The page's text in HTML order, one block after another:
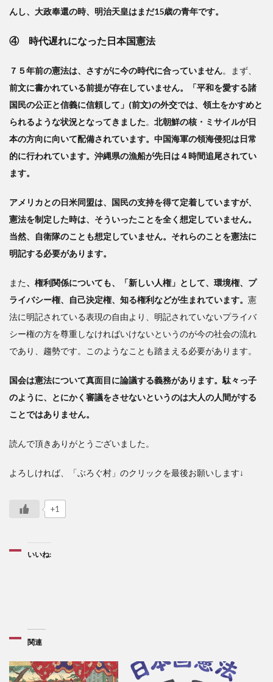
んし、大政奉還の時、明治天皇はまだ15歳の青年です。
④ 時代遅れになった日本国憲法
７５年前の憲法は、さすがに今の時代に合っていません。まず、
前文に書かれている前提が存在していません。「平和を愛する諸
国民の公正と信義に信頼して」(前文)の外交では、領土をかすめと
られるような状況となってきました。 北朝鮮の核・ミサイルが日
本の方向に向いて配備されています。中国海軍の領海侵犯は日常
的に行われています。沖縄県の漁船が先日は４時間追尾されてい
ます。
アメリカとの日米同盟は、国民の支持を得て定着していますが、
憲法を制定した時は、そういったことを全く想定していません。
当然、自衛隊のことも想定していません。それらのことを憲法に
明記する必要があります。
また、権利関係についても、「新しい人権」として、環境権、プ
ライバシー権、自己決定権、知る権利などが生まれています。 憲
法に明記されている表現の自由より、明記されていないプライバ
シー権の方を尊重しなければいけないというのが今の社会の流れ
であり、趨勢です。このようなことも踏まえる必要があります。
国会は憲法について真面目に論議する義務があります。駄々っ子
のように、とにかく審議をさせないというのは大人の人間がする
ことではありません。
読んで頂きありがとうございました。
よろしければ、「ぶろぐ村」のクリックを最後お願いします↓
+1
いいね:
関連